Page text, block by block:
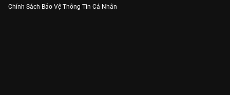
Chính Sách Bảo Vệ Thông Tin Cá Nhân